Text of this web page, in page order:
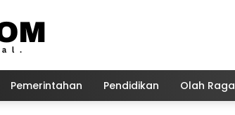
Pemerintahan Pendidikan Olah Raga